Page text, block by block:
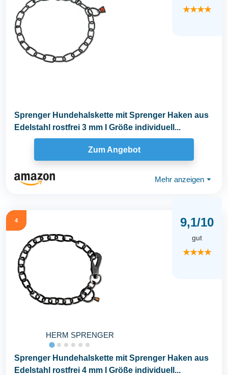
★★★★
Sprenger Hundehalskette mit Sprenger Haken aus
Edelstahl rostfrei 3 mm I Größe individuell...
Zum Angebot
Mehr anzeigen ⏷
4
HERM SPRENGER
9,1/10
gut
★★★★
Sprenger Hundehalskette mit Sprenger Haken aus
Edelstahl rostfrei 4 mm I Größe individuell...